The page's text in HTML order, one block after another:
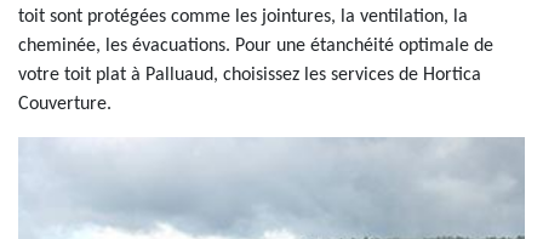
toit sont protégées comme les jointures, la ventilation, la
cheminée, les évacuations. Pour une étanchéité optimale de
votre toit plat à Palluaud, choisissez les services de Hortica
Couverture.